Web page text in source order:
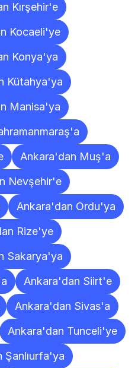
Kırşehir'e
Kocaeli'ye
Konya'ya
Kütahya'ya
Manisa'ya
Ankara'dan Muş'a
Nevşehir'e
Ankara'dan Ordu'ya
Rize'ye
Sakarya'ya
Ankara'dan Siirt'e
Ankara'dan Sivas'a
Ankara'dan Tunceli'ye
Şanlıurfa'ya